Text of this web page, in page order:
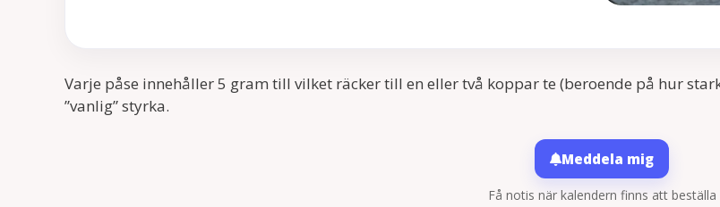
Varje påse innehåller 5 gram till vilket räcker till en eller två koppar te (beroende på hur
”vanlig” styrka.
Meddela mig
Få notis när kalendern finns att beställa